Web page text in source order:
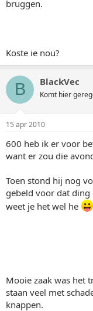
bruggen.
Koste ie nou?
B BlackVec
Komt hier
15 apr 2010
600 heb ik er voor
want er zou die
Toen stond hij nog
gebeld voor dat
weet je het wel he
Mooie zaak was het
staan veel met
knappen.